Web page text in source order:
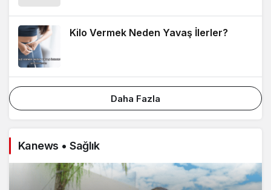
Kilo Vermek Neden Yavaş İlerler?
Daha Fazla
Kanews • Sağlık